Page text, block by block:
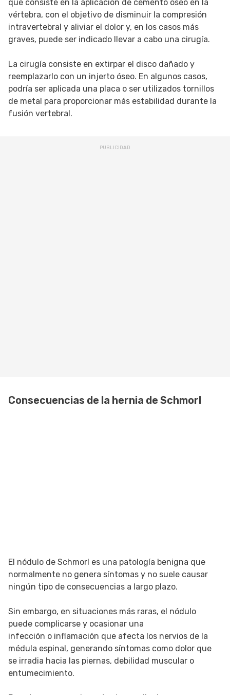
que consiste en la aplicación de cemento óseo en la
vértebra, con el objetivo de disminuir la compresión
intravertebral y aliviar el dolor y, en los casos más
graves, puede ser indicado llevar a cabo una cirugía.
La cirugía consiste en extirpar el disco dañado y
reemplazarlo con un injerto óseo. En algunos casos,
podría ser aplicada una placa o ser utilizados tornillos
de metal para proporcionar más estabilidad durante la
fusión vertebral.
Consecuencias de la hernia de Schmorl
El nódulo de Schmorl es una patología benigna que
normalmente no genera síntomas y no suele causar
ningún tipo de consecuencias a largo plazo.
Sin embargo, en situaciones más raras, el nódulo
puede complicarse y ocasionar una
infección o inflamación que afecta los nervios de la
médula espinal, generando síntomas como dolor que
se irradia hacia las piernas, debilidad muscular o
entumecimiento.